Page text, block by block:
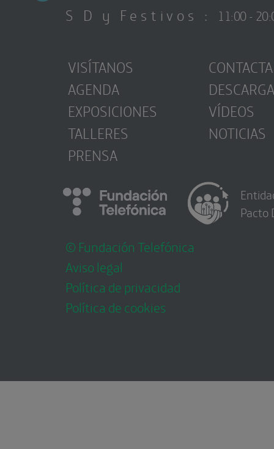
S D y Festivos : 11:00 -
VISÍTANOS
AGENDA
EXPOSICIONES
TALLERES
PRENSA
CONTACTA
VÍDEOS
NOTICIAS
© Fundación Telefónica
Aviso legal
Política de privacidad
Política de cookies
Pacto